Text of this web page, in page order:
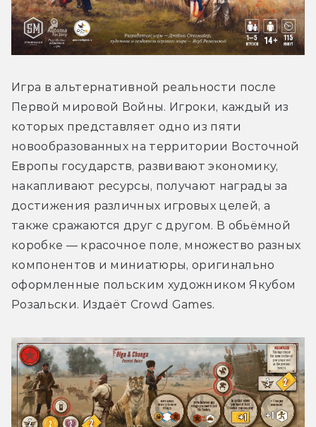
Игра в альтернативной реальности после
Первой мировой Войны. Игроки, каждый из
которых представляет одно из пяти
новообразованных на территории Восточной
Европы государств, развивают экономику,
накапливают ресурсы, получают награды за
достижения различных игровых целей, а
также сражаются друг с другом. В обьёмной
коробке — красочное поле, множество разных
компонентов и миниатюры, оригинально
оформленные польским художником Якубом
Розальски. Издаёт Crowd Games.